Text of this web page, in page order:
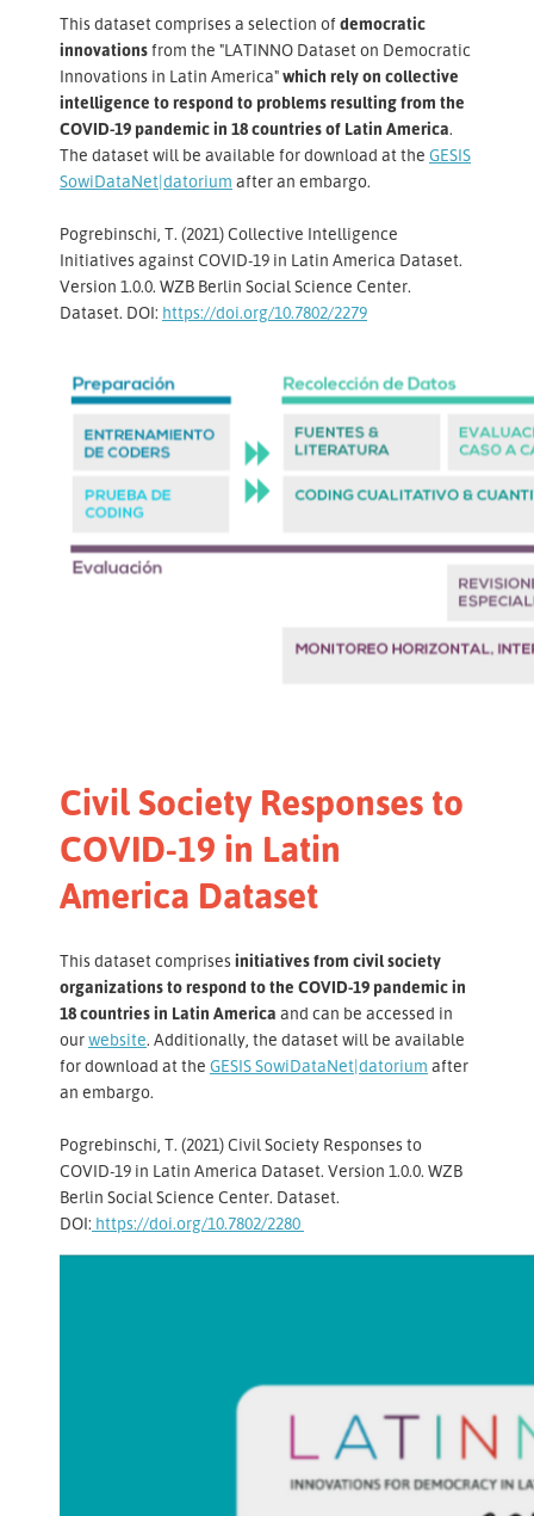
This dataset comprises a selection ofdemocratic
innovationsfrom the "LATINNO Dataset on Democratic
Innovations in Latin America"which rely on collective
intelligence to respond to problems resulting from the
COVID-19 pandemic in 18 countries of Latin America.
The dataset will be available for download at the GESIS
SowiDataNet|datorium after an embargo.
Pogrebinschi, T. (2021) Collective Intelligence
Initiatives against COVID-19 in Latin America Dataset.
Version 1.0.0. WZB Berlin Social Science Center.
Dataset. DOI: https://doi.org/10.7802/2279
Civil Society Responses to
COVID-19 in Latin
America Dataset
This dataset comprisesinitiatives from civil society
organizations to respond to the COVID-19 pandemic in
18 countries in Latin America and can be accessed in
ourwebsite. Additionally, the dataset will be available
for download at the GESIS SowiDataNet|datorium after
an embargo.
Pogrebinschi, T. (2021) Civil Society Responses to
COVID-19 in Latin America Dataset. Version 1.0.0. WZB
Berlin Social Science Center. Dataset.
DOI: https://doi.org/10.7802/2280